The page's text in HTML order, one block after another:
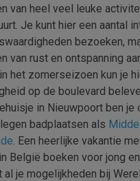
van heel veel leuke
Je kunt hier een aantal
bezoeken,
van rust en ontspanning
het zomerseizoen kun je
op de boulevard
in Nieuwpoort ben je
badplaatsen als
. Een heerlijke vakantie
België boeken voor jong
al je mogelijkheden bij